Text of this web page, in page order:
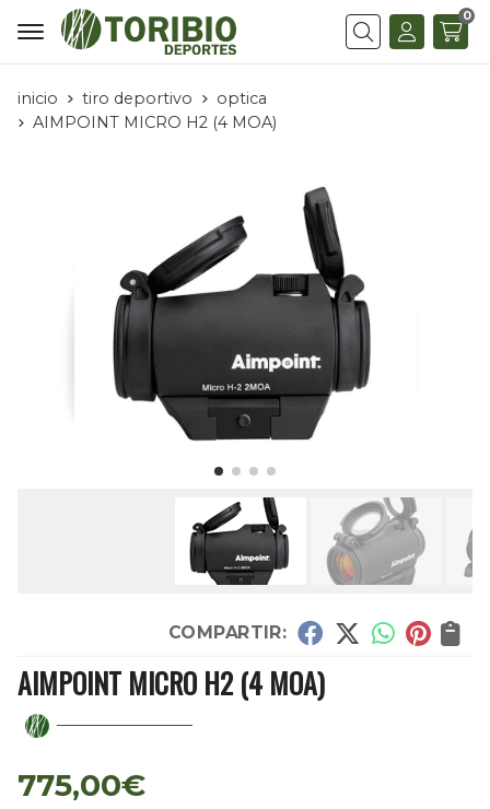
Buscar
0
inicio tiro deportivo
optica
AIMPOINT MICRO H2 (4 MOA)
COMPARTIR:
AIMPOINT MICRO H2 (4 MOA)
775,00€